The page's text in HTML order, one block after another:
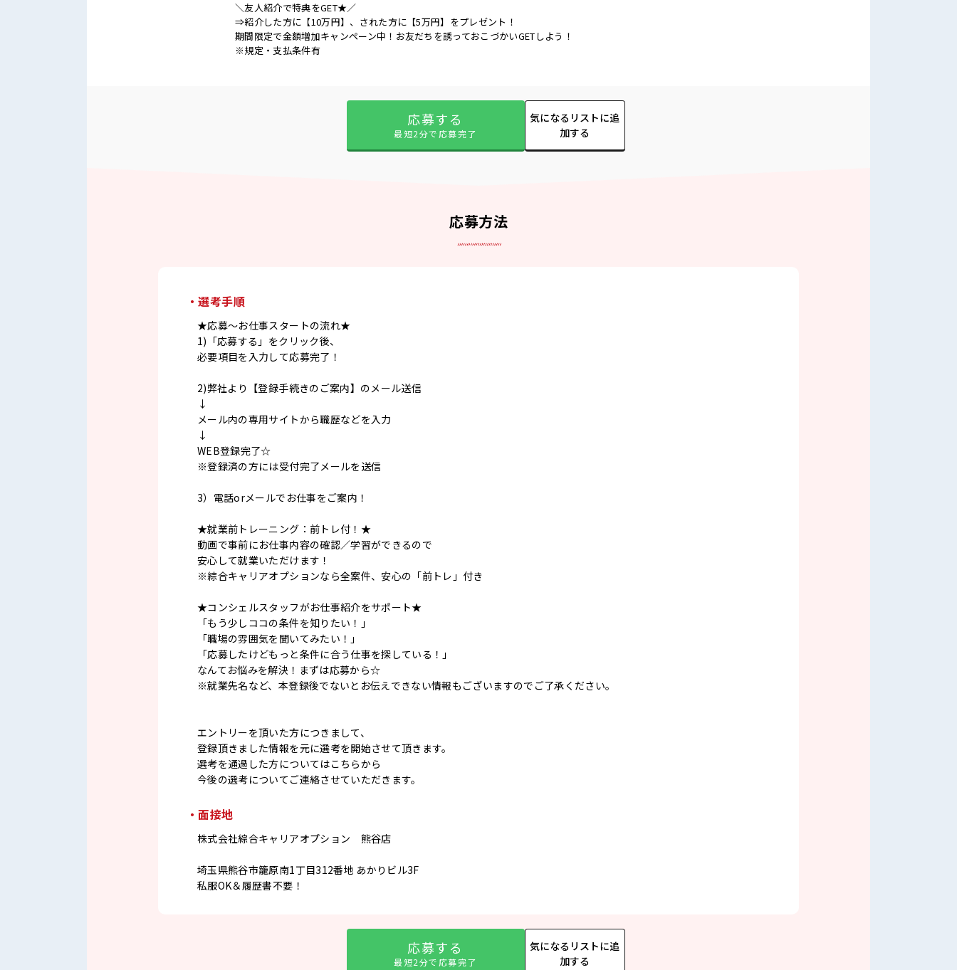
＼友人紹介で特典をGET★／
⇒紹介した方に【10万円】、された方に【5万円】をプレゼント！
期間限定で金額増加キャンペーン中！お友だちを誘っておこづかいGETしよう！
※規定・支払条件有
応募する
最短2分で応募完了
気になるリストに追
加する
応募方法
・選考手順
★応募～お仕事スタートの流れ★
1)「応募する」をクリック後、
必要項目を入力して応募完了！
2)弊社より【登録手続きのご案内】のメール送信
↓
メール内の専用サイトから職歴などを入力
↓
WEB登録完了☆
※登録済の方には受付完了メールを送信
3）電話orメールでお仕事をご案内！
★就業前トレーニング：前トレ付！★
動画で事前にお仕事内容の確認／学習ができるので
安心して就業いただけます！
※綜合キャリアオプションなら全案件、安心の「前トレ」付き
★コンシェルスタッフがお仕事紹介をサポート★
「もう少しココの条件を知りたい！」
「職場の雰囲気を聞いてみたい！」
「応募したけどもっと条件に合う仕事を探している！」
なんてお悩みを解決！まずは応募から☆
※就業先名など、本登録後でないとお伝えできない情報もございますのでご了承ください。
エントリーを頂いた方につきまして、
登録頂きました情報を元に選考を開始させて頂きます。
選考を通過した方についてはこちらから
今後の選考についてご連絡させていただきます。
・面接地
株式会社綜合キャリアオプション 熊谷店
埼玉県熊谷市籠原南1丁目312番地 あかりビル3F
私服OK＆履歴書不要！
応募する
最短2分で応募完了
気になるリストに追
加する